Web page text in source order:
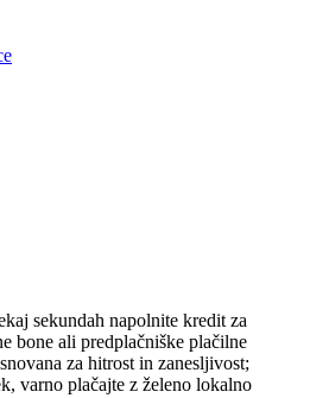
sekundah napolnite kredit za
bone ali predplačniške plačilne
za hitrost in zanesljivost;
varno plačajte z želeno lokalno